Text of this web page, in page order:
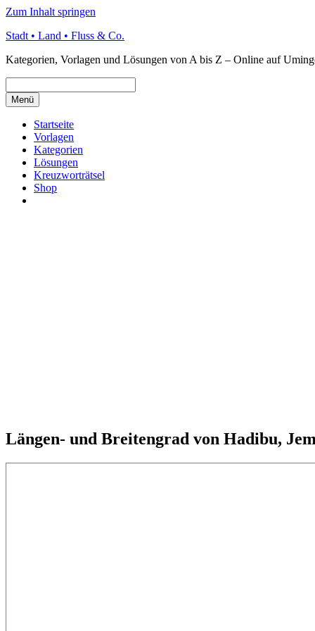
Zum Inhalt springen
Stadt • Land • Fluss & Co.
Kategorien, Vorlagen und Lösungen von A bis Z – Online auf
Menü
Startseite
Vorlagen
Kategorien
Lösungen
Kreuzworträtsel
Shop
Längen- und Breitengrad von Hadibu,